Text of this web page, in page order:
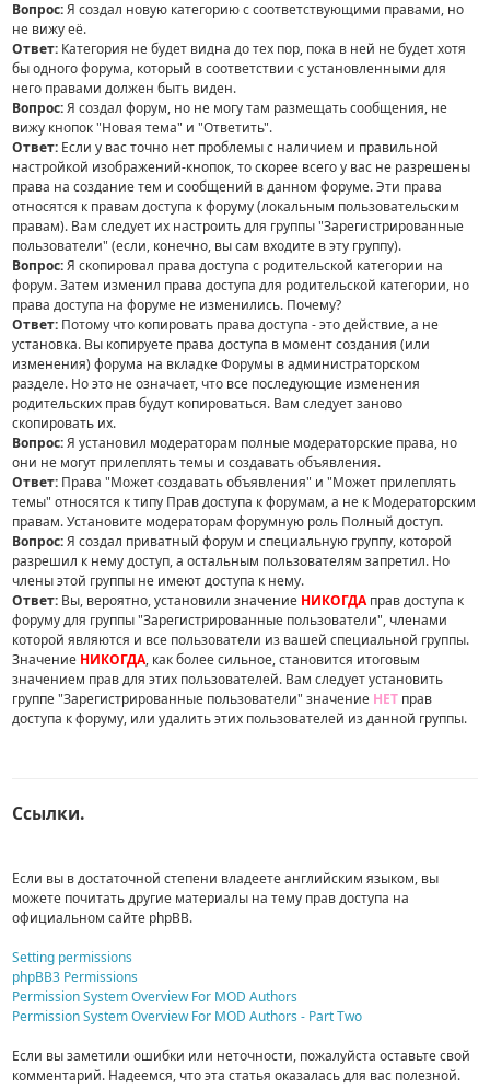
Вопрос:Я создал новую категорию с соответствующими правами, но
не вижу её.
Ответ: Категория не будет видна до тех пор, пока в ней не будет хотя
бы одного форума, который в соответствии с установленными для
него правами должен быть виден.
Вопрос:Я создал форум, но не могу там размещать сообщения, не
вижу кнопок "Новая тема" и "Ответить".
Ответ: Если у вас точно нет проблемы с наличием и правильной
настройкой изображений-кнопок, то скорее всего у вас не разрешены
права на создание тем и сообщений в данном форуме. Эти права
относятся к правам доступа к форуму (локальным пользовательским
правам). Вам следует их настроить для группы "Зарегистрированные
пользователи" (если, конечно, вы сам входите в эту группу).
Вопрос:Я скопировал права доступа с родительской категории на
форум. Затем изменил права доступа для родительской категории, но
права доступа на форуме не изменились. Почему?
Ответ: Потому что копировать права доступа - это действие, а не
установка. Вы копируете права доступа в момент создания (или
изменения) форума на вкладке Форумы в администраторском
разделе. Но это не означает, что все последующие изменения
родительских прав будут копироваться. Вам следует заново
скопировать их.
Вопрос:Я установил модераторам полные модераторские права, но
они не могут прилеплять темы и создавать объявления.
Ответ: Права "Может создавать объявления" и "Может прилеплять
темы" относятся к типу Прав доступа к форумам, а не к Модераторским
правам. Установите модераторам форумную роль Полный доступ.
Вопрос:Я создал приватный форум и специальную группу, которой
разрешил к нему доступ, а остальным пользователям запретил. Но
члены этой группы не имеют доступа к нему.
Ответ: Вы, вероятно, установили значение НИКОГДАправ доступа к
форуму для группы "Зарегистрированные пользователи", членами
которой являются и все пользователи из вашей специальной группы.
Значение НИКОГДА, как более сильное, становится итоговым
значением прав для этих пользователей. Вам следует установить
группе "Зарегистрированные пользователи" значение НЕТ прав
доступа к форуму, или удалить этих пользователей из данной группы.
Ссылки.
Если вы в достаточной степени владеете английским языком, вы
можете почитать другие материалы на тему прав доступа на
официальном сайте phpBB.
Setting permissions
phpBB3 Permissions
Permission System Overview For MOD Authors
Permission System Overview For MOD Authors - Part Two
Если вы заметили ошибки или неточности, пожалуйста оставьте свой
комментарий. Надеемся, что эта статья оказалась для вас полезной.